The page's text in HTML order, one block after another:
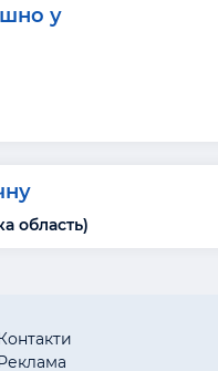
у
область)
Контакти
Реклама